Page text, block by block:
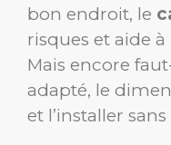
bon endroit, le
risques et aide
Mais encore
adapté, le
et l’installer